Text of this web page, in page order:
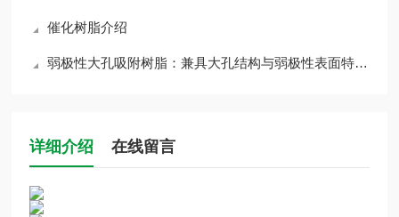
催化树脂介绍
弱极性大孔吸附树脂：兼具大孔结构与弱极性表面特性的高分子吸附材料
详细介绍 在线留言